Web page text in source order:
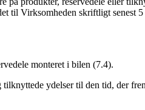
til Virksomheden skriftligt
monteret i bilen (7.4).
ydelser til den tid, der